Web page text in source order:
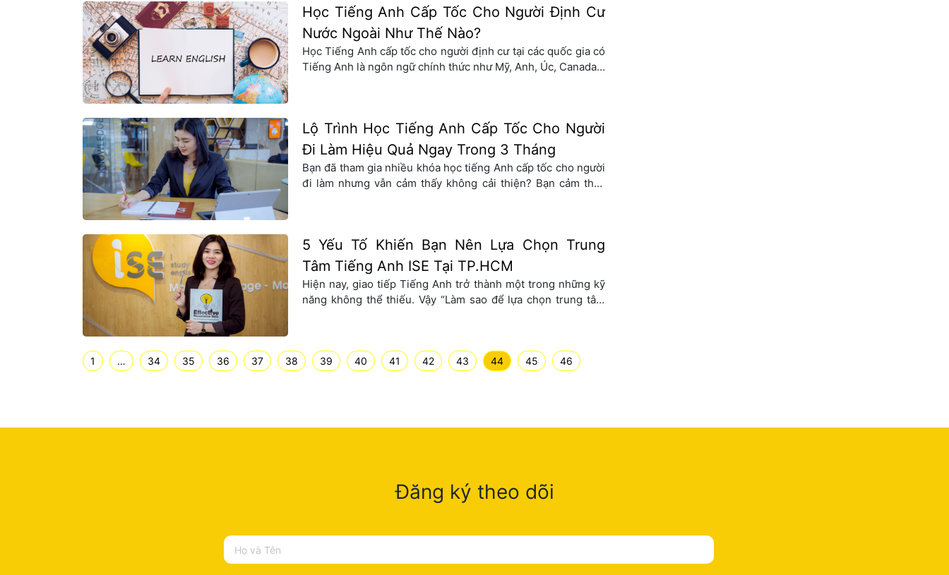
Học Tiếng Anh Cấp Tốc Cho Người Định Cư
Nước Ngoài Như Thế Nào?
Học Tiếng Anh cấp tốc cho người định cư tại các quốc gia có
Tiếng Anh là ngôn ngữ chính thức như Mỹ, Anh, Úc, Canada…
Lộ Trình Học Tiếng Anh Cấp Tốc Cho Người
Đi Làm Hiệu Quả Ngay Trong 3 Tháng
Bạn đã tham gia nhiều khóa học tiếng Anh cấp tốc cho người
đi làm nhưng vẫn cảm thấy không cải thiện? Bạn cảm thấy
5 Yếu Tố Khiến Bạn Nên Lựa Chọn Trung
Tâm Tiếng Anh ISE Tại TP.HCM
Hiện nay, giao tiếp Tiếng Anh trở thành một trong những kỹ
năng không thể thiếu. Vậy “Làm sao để lựa chọn trung tâm
1 … 34 35 36 37 38 39 40 41 42 43 44 45 46
Đăng ký theo dõi
Họ
Tên